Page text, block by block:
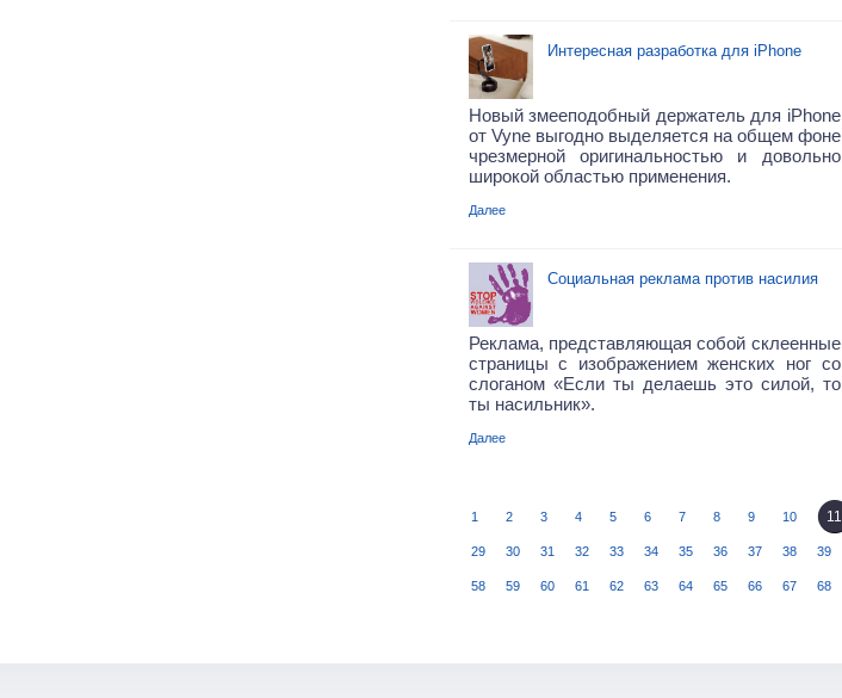
Интересная разработка для iPhone
Новый змееподобный держатель для iPhone
от Vyne выгодно выделяется на общем фоне
чрезмерной оригинальностью и довольно
широкой областью применения.
Далее
Социальная реклама против насилия
Реклама, представляющая собой склеенные
страницы с изображением женских ног со
слоганом «Если ты делаешь это силой, то
ты насильник».
Далее
1 2 3 4 5 6 7 8 9 10 11
29 30 31 32 33 34 35 36 37 38 39
58 59 60 61 62 63 64 65 66 67 68